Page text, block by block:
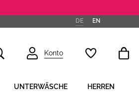
DE EN
Konto
UNTERWÄSCHE HERREN